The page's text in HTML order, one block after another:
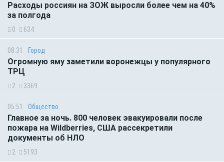
Расходы россиян на ЗОЖ выросли более чем на 40%
за полгода
0 634
08:31 Город
Огромную яму заметили воронежцы у популярного
ТРЦ
2 3369
05:51 Общество
Главное за ночь. 800 человек эвакуировали после
пожара на Wildberries, США рассекретили
документы об НЛО
2 5193